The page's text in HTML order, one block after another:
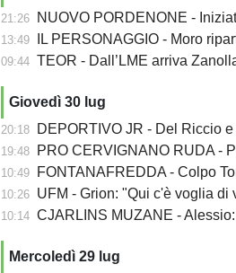
21:26 NUOVO PORDENONE - Iniziata la
13:49 IL PERSONAGGIO - Moro
09:44 TEOR - Dall’LME arriva
Giovedì 30 lug
20:18 DEPORTIVO JR - Del Riccio
19:48 PRO CERVIGNANO RUDA -
10:49 FONTANAFREDDA - Colpo
10:26 UFM - Grion: "Qui c'è voglia di
10:14 CJARLINS MUZANE - Alessio: "Per me è
Mercoledì 29 lug